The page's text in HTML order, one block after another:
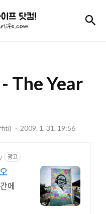
!
The Year
2009. 1. 31. 19:56
광고
에